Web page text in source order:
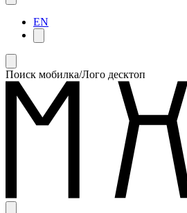
EN
Поиск мобилка/Лого десктоп